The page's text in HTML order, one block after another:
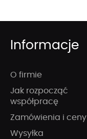
Informacje
O firmie
Jak rozpocząć
współpracę
Zamówienia i ceny
Wysyłka